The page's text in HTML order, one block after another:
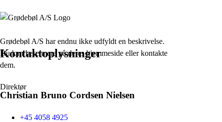
Grødebøl A/S har endnu ikke udfyldt en beskrivelse.
Du kan læse mere på deres hjemmeside eller kontakte
dem.
Kontaktoplysninger
Direktør
Christian Bruno Cordsen Nielsen
+45 4058 4925